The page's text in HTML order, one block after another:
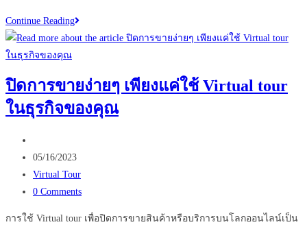
Continue Readingเทคโนโลยี
MATTERPORT
ใหม่
ของ
หา
ปิดการขายง่ายๆ เพียงแค่ใช้ Virtual tour
ในธุรกิจของคุณ
author:
Post
published:
05/16/2023
Post
category:
Virtual Tour
Post
0 Comments
การใช้ Virtual tour เพื่อปิดการขายสินค้าหรือบริการบนโลกออนไลน์เป็น